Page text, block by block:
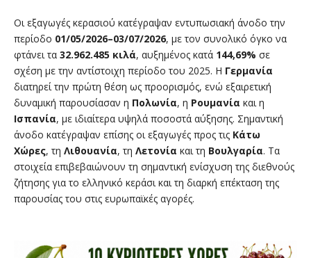
Οι εξαγωγές κερασιού κατέγραψαν εντυπωσιακή άνοδο την
περίοδο 01/05/2026–03/07/2026, με τον συνολικό όγκο να
φτάνει τα 32.962.485 κιλά, αυξημένος κατά 144,69% σε
σχέση με την αντίστοιχη περίοδο του 2025. Η Γερμανία
διατηρεί την πρώτη θέση ως προορισμός, ενώ εξαιρετική
δυναμική παρουσίασαν η Πολωνία, η Ρουμανία και η
Ισπανία, με ιδιαίτερα υψηλά ποσοστά αύξησης. Σημαντική
άνοδο κατέγραψαν επίσης οι εξαγωγές προς τις Κάτω
Χώρες, τη Λιθουανία, τη Λετονία και τη Βουλγαρία. Τα
στοιχεία επιβεβαιώνουν τη σημαντική ενίσχυση της διεθνούς
ζήτησης για το ελληνικό κεράσι και τη διαρκή επέκταση της
παρουσίας του στις ευρωπαϊκές αγορές.